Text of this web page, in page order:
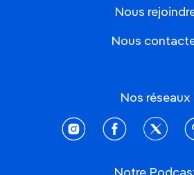
Nous
Nous
Nos réseaux
instagramfacebooktwitter